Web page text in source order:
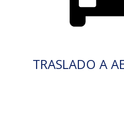
TRASLADO A